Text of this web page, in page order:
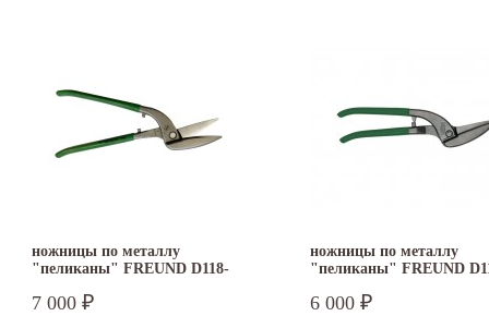
ножницы по металлу
"пеликаны" FREUND D118-
7 000 ₽
ножницы по металлу
"пеликаны" FREUND
6 000 ₽